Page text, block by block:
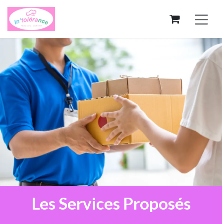
Se rendre au contenu
Les Services Proposés